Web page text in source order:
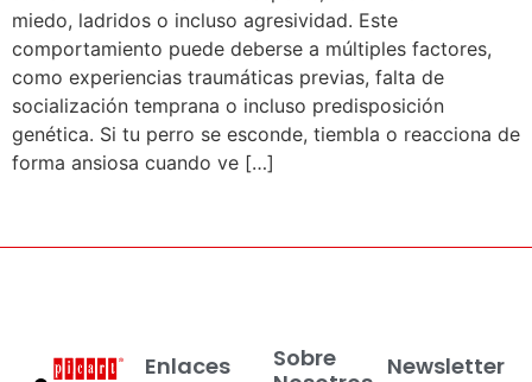
miedo, ladridos o incluso agresividad. Este
comportamiento puede deberse a múltiples factores,
como experiencias traumáticas previas, falta de
socialización temprana o incluso predisposición
genética. Si tu perro se esconde, tiembla o reacciona de
forma ansiosa cuando ve […]
Enlaces
Sobre
Newsletter